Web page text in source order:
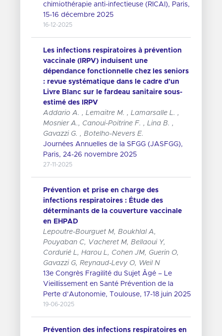
chimiothérapie anti-infectieuse (RICAI), Paris,
15-16 décembre 2025
16-12-2025
Les infections respiratoires à prévention
vaccinale (IRPV) induisent une
dépendance fonctionnelle chez les seniors
: revue systématique dans le cadre d’un
Livre Blanc sur le fardeau sanitaire sous-
estimé des IRPV
Addario A. , Lemaitre M. , Lamarsalle L. ,
Mosnier A., Canoui-Poitrine F. , Lina B. ,
Gavazzi G. , Botelho-Nevers E.
Journées Annuelles de la SFGG (JASFGG),
Paris, 24-26 novembre 2025
27-11-2025
Prévention et prise en charge des
infections respiratoires : Étude des
déterminants de la couverture vaccinale
en EHPAD
Lepoutre-Bourguet M, Boukhlal A,
Pouyaban C, Vacheret M, Bellaoui Y,
Cordurié L, Harou L, Cohen JM, Guerin O,
Gavazzi G, Reynaud-Levy O, Weil N
13e Congrès Fragilité du Sujet Âgé – Le
Vieillissement en Santé Prévention de la
Perte d’Autonomie, Toulouse, 17-18 juin 2025
19-06-2025
Prévention des infections respiratoires en